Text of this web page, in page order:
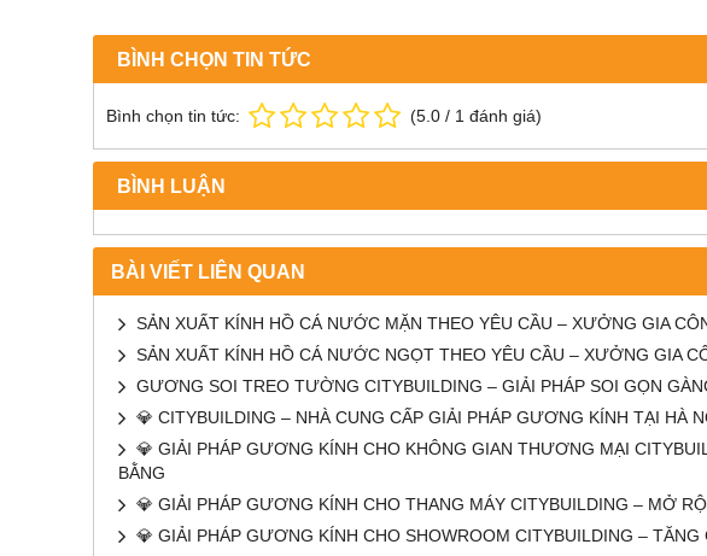
BÌNH CHỌN TIN TỨC
Bình chọn tin tức: (5.0 / 1 đánh giá)
BÌNH LUẬN
BÀI VIẾT LIÊN QUAN
SẢN XUẤT KÍNH HỒ CÁ NƯỚC MẶN THEO YÊU CẦU – XƯỞNG GIA
SẢN XUẤT KÍNH HỒ CÁ NƯỚC NGỌT THEO YÊU CẦU – XƯỞNG GIA
GƯƠNG SOI TREO TƯỜNG CITYBUILDING – GIẢI PHÁP SOI GỌN
💎 CITYBUILDING – NHÀ CUNG CẤP GIẢI PHÁP GƯƠNG KÍNH TẠI HÀ
💎 GIẢI PHÁP GƯƠNG KÍNH CHO KHÔNG GIAN THƯƠNG MẠI
BẰNG
💎 GIẢI PHÁP GƯƠNG KÍNH CHO THANG MÁY CITYBUILDING – MỞ
💎 GIẢI PHÁP GƯƠNG KÍNH CHO SHOWROOM CITYBUILDING –